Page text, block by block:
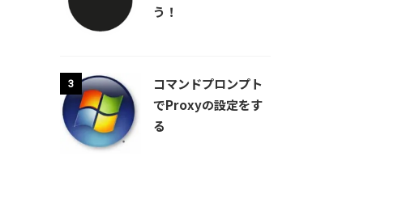
う！
3
コマンドプロンプト
でProxyの設定をす
る